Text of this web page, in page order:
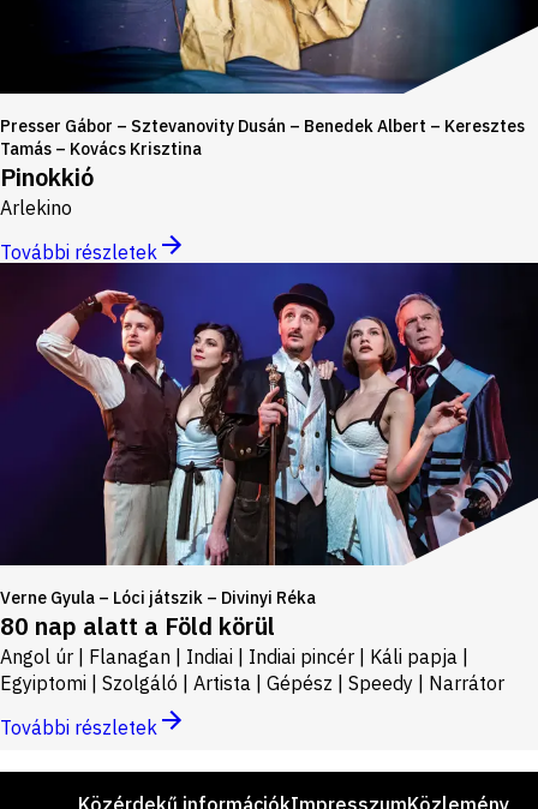
Presser Gábor – Sztevanovity Dusán – Benedek Albert – Keresztes
Tamás – Kovács Krisztina
Pinokkió
Arlekino
További részletek
Verne Gyula – Lóci játszik – Divinyi Réka
80 nap alatt a Föld körül
Angol úr | Flanagan | Indiai | Indiai pincér | Káli papja |
Egyiptomi | Szolgáló | Artista | Gépész | Speedy | Narrátor
További részletek
LáblécKözérdekű információkImpresszumKözlemény